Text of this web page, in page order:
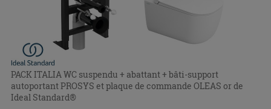
PACK ITALIA WC suspendu + abattant + bâti-support
autoportant PROSYS et plaque de commande OLEAS or de
Ideal Standard®